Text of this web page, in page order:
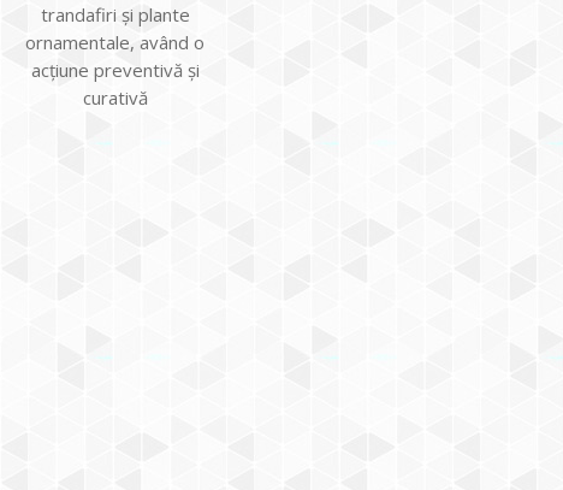
trandafiri şi plante
ornamentale, având o
acţiune preventivă şi
curativă